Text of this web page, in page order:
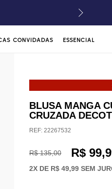
CONVIDADAS ESSENCIAL
BLUSA MANGA
CRUZADA
REF: 22267532
R$ 135,00 R$
2X DE R$ 49,99SEM